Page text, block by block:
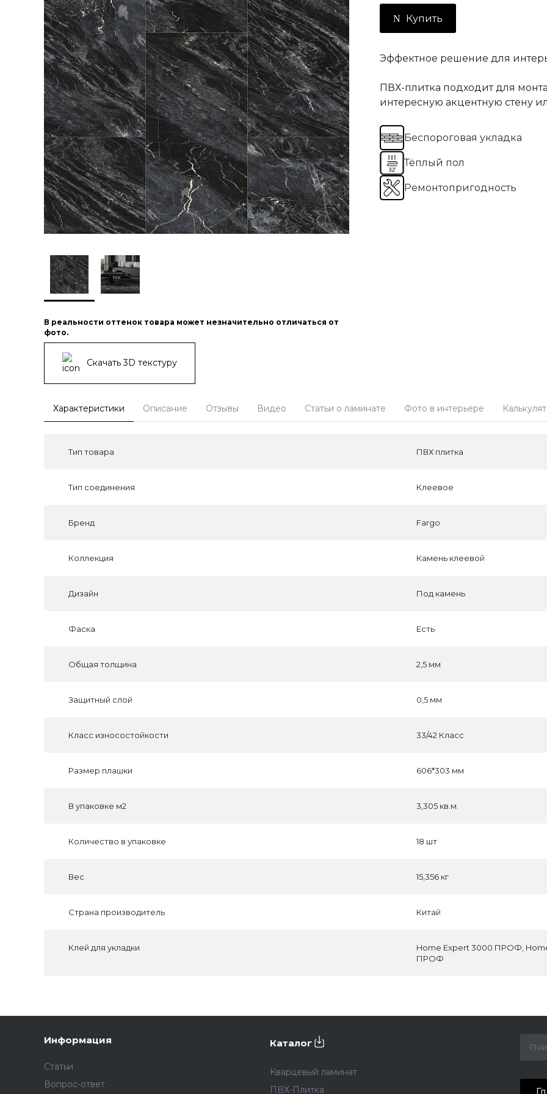
В реальности оттенок товара может незначительно отличаться от
фото.
Скачать 3D текстуру
Купить
Эффектное решение для
ПВХ-плитка подходит для
интересную акцентную стену
Беспороговая укладка
Тёплый пол
Ремонтопригодность
Характеристики Описание Отзывы Видео Статьи о ламинате Фото в интерьере
Тип товара ПВХ плитка
Тип соединения Клеевое
Бренд Fargo
Коллекция Камень клеевой
Дизайн Под камень
Фаска Есть
Общая толщина 2,5 мм
Защитный слой 0,5 мм
Класс износостойкости 33/42 Класс
Размер плашки 606*303 мм
В упаковке м2 3,305 кв.м.
Количество в упаковке 18 шт
Вес 15,356 кг
Страна производитель Китай
Клей для укладки
Home Expert 3000 ПРОФ,
ПРОФ
Информация
Статьи
Вопрос-ответ
Каталог
Кварцевый ламинат
ПВХ-Плитка